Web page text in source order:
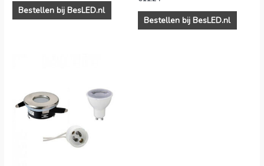
Bestellen bij BesLED.nl
Bestellen bij BesLED.nl